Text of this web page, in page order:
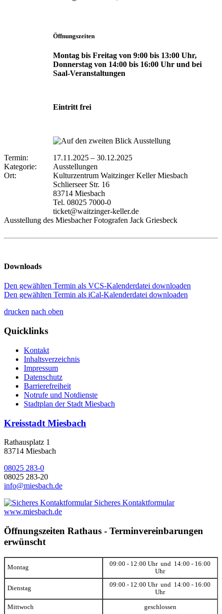
Öffnungszeiten
Montag bis Freitag von 9:00 bis 13:00 Uhr,
Donnerstag von 14:00 bis 16:00 Uhr und bei
Saal-Veranstaltungen
Eintritt frei
Termin: 17.11.2025 – 30.12.2025
Kategorie:
Ausstellungen
Ort:
Kulturzentrum Waitzinger Keller Miesbach
Schlierseer Str. 16
83714 Miesbach
Tel. 08025 7000-0
ticket@waitzinger-keller.de
Ausstellung des Miesbacher Fotografen Jack Griesbeck
Downloads
Den gewählten Termin als VCS-Kalenderdatei downloaden
Den gewählten Termin als iCal-Kalenderdatei downloaden
drucken nach oben
Quicklinks
Kontakt
Inhaltsverzeichnis
Impressum
Datenschutz
Barrierefreiheit
Notrufe und Notdienste
Stadtplan der Stadt Miesbach
Kreisstadt Miesbach
Rathausplatz 1
83714 Miesbach
08025 283-0
08025 283-20
info@miesbach.de
Sicheres Kontaktformular
www.miesbach.de
Öffnungszeiten Rathaus - Terminvereinbarungen
erwünscht
Montag
09:00 - 12:00 Uhr und 14:00 - 16:00
Uhr
Dienstag
09:00 - 12:00 Uhr und 14:00 - 16:00
Uhr
Mittwoch geschlossen